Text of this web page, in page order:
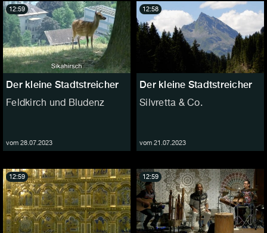
Der kleine Stadtstreicher
Feldkirch und Bludenz
vom 28.07.2023
12:59
Der kleine Stadtstreicher
Silvretta & Co.
vom 21.07.2023
12:58
12:59 12:59